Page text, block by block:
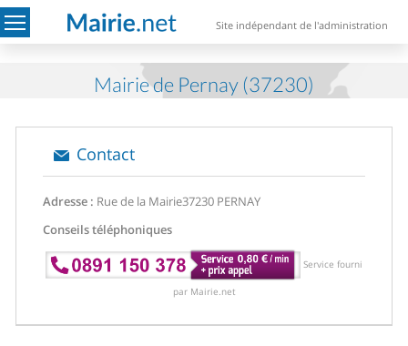
Site indépendant de l'administration
Mairie de Pernay (37230)
Contact
Adresse : Rue de la Mairie37230 PERNAY
Conseils téléphoniques
Service fourni
par Mairie.net